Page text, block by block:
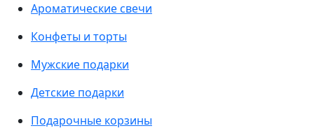
Ароматические свечи
Конфеты и торты
Мужские подарки
Детские подарки
Подарочные корзины